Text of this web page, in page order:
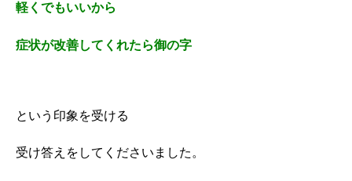
軽くでもいいから
症状が改善してくれたら御の字
という印象を受ける
受け答えをしてくださいました。